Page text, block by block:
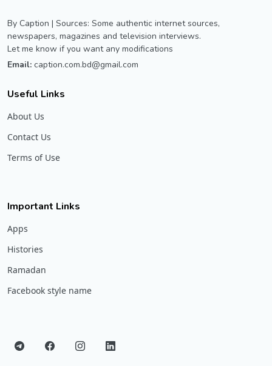
By Caption | Sources: Some authentic internet sources,
newspapers, magazines and television interviews.
Let me know if you want any modifications
Email: caption.com.bd@gmail.com
Useful Links
About Us
Contact Us
Terms of Use
Important Links
Apps
Histories
Ramadan
Facebook style name